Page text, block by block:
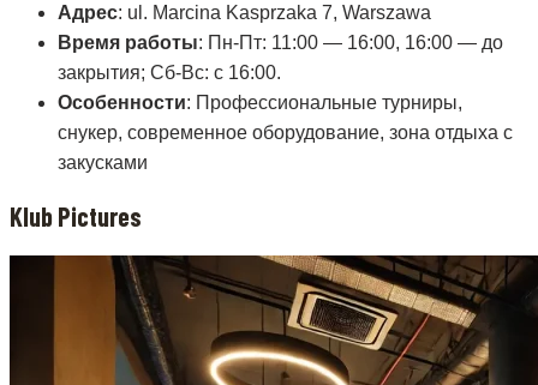
Адрес: ul. Marcina Kasprzaka 7, Warszawa
Время работы: Пн-Пт: 11:00 — 16:00, 16:00 — до
закрытия; Сб-Вс: с 16:00.
Особенности: Профессиональные турниры,
снукер, современное оборудование, зона отдыха с
закусками
Klub Pictures